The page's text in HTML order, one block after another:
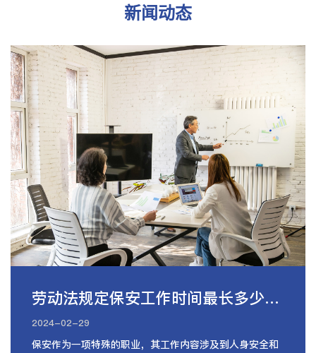
新闻动态
劳动法规定保安工作时间最长多少小时
2024-02-29
保安作为一项特殊的职业，其工作内容涉及到人身安全和